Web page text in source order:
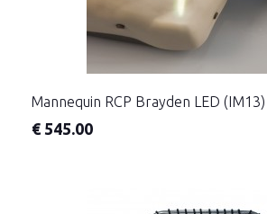
Mannequin RCP Brayden LED (IM13)
€ 545.00